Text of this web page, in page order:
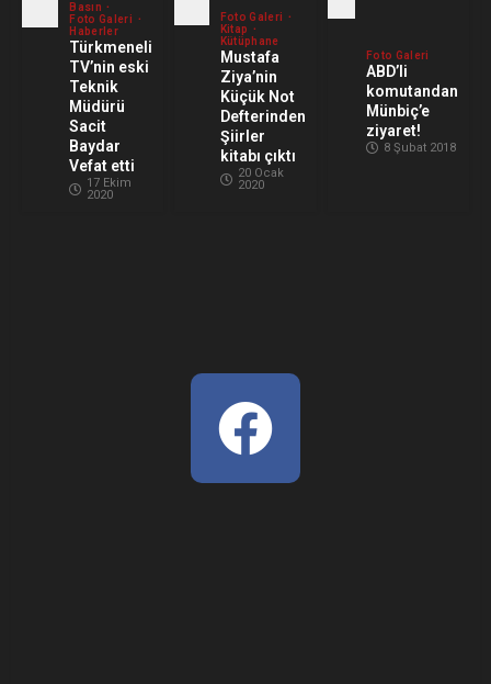
Basın
Foto Galeri
Haberler
Türkmeneli
TV’nin eski
Teknik
Müdürü
Sacit
Baydar
Vefat etti
17 Ekim
2020
Foto Galeri
Kitap
Kütüphane
Mustafa
Ziya’nin
Küçük Not
Defterinden
Şiirler
kitabı çıktı
20 Ocak
2020
Foto Galeri
ABD’li
komutandan
Münbiç’e
ziyaret!
8 Şubat 2018